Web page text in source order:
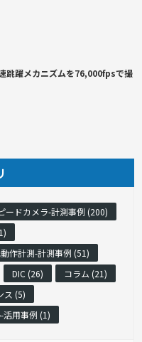
跳躍メカニズムを76,000fpsで撮
ードカメラ-計測事例 (200)
作計測-計測事例 (51)
DIC (26)
コラム (21)
ス (5)
活用事例 (1)